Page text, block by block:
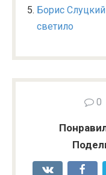
Борис
светило
0